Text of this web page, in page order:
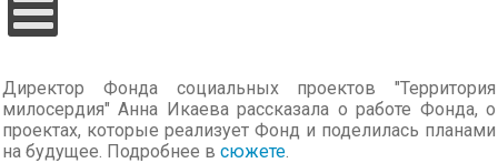
Директор Фонда социальных проектов "Территория
милосердия" Анна Икаева рассказала о работе Фонда, о
проектах, которые реализует Фонд и поделилась планами
на будущее. Подробнее в сюжете.